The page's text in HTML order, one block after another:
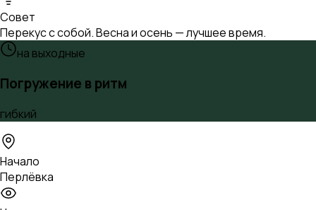
Совет
Перекус с собой. Весна и осень — лучшее время.
на выходные
Погружение в ритм
гибкий
Начало
Перлёвка